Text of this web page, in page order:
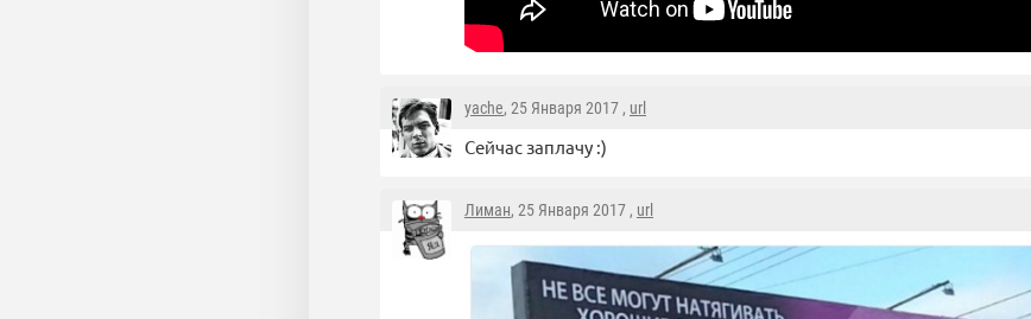
yache, 25 Января 2017 , url
Сейчас заплачу :)
Лиман, 25 Января 2017 , url